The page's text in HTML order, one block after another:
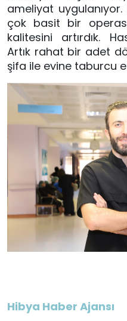
ameliyat
çok basit bir
kalitesini artırdık.
Artık rahat bir adet
şifa ile evine taburcu
Hibya Haber Ajansı